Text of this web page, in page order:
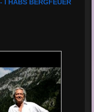
HABS BERGFEUER